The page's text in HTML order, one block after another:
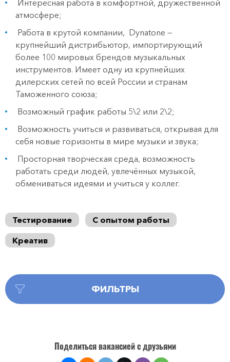
Интересная работа в комфортной, дружественной
атмосфере;
Работа в крутой компании, Dynatone —
крупнейший дистрибьютор, импортирующий
более 100 мировых брендов музыкальных
инструментов. Имеет одну из крупнейших
дилерских сетей по всей России и странам
Таможенного союза;
Возможный график работы 5\2 или 2\2;
Возможность учиться и развиваться, открывая для
себя новые горизонты в мире музыки и звука;
Просторная творческая среда, возможность
работать среди людей, увлечённых музыкой,
обмениваться идеями и учиться у коллег.
Тестирование
С опытом работы
Креатив
ФИЛЬТРЫ
Поделиться вакансией с друзьями